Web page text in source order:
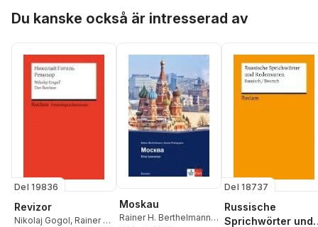
Du kanske också är intresserad av
Del 19836
Revizor
Nikolaj Gogol, Rainer H.
Moskau
Rainer H. Berthelmann,
Del 18737
Russische
Sprichwörter und